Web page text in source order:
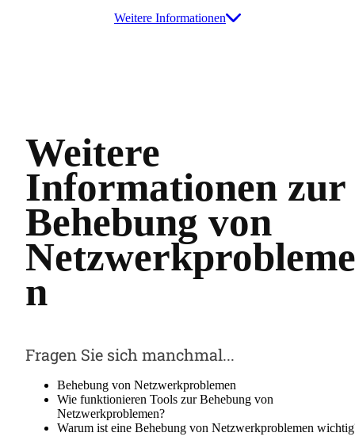
Weitere Informationen
Weitere
Informationen zur
Behebung von
Netzwerkprobleme
n
Fragen Sie sich manchmal...
Behebung von Netzwerkproblemen
Wie funktionieren Tools zur Behebung von
Netzwerkproblemen?
Warum ist eine Behebung von Netzwerkproblemen